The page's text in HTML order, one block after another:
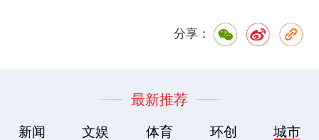
分享：
最新推荐
新闻 文娱 体育 环创 城市